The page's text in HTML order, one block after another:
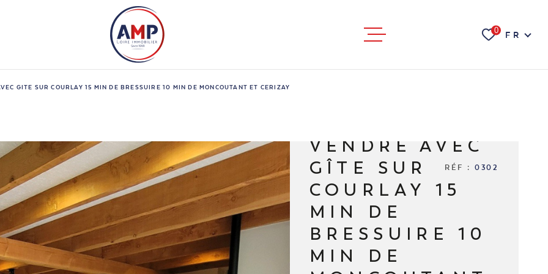
ACHETER
ESTIMER
0 Langue
FR
GITE SUR COURLAY 15 MIN DE BRESSUIRE 10 MIN DE MONCOUTANT ET CERIZAY
Budget FILTRER
RÉINITIALISER LES FILTRES
RÉF : 0302
VENDRE AVEC
GÎTE SUR
COURLAY 15
MIN DE
BRESSUIRE 10
MIN DE